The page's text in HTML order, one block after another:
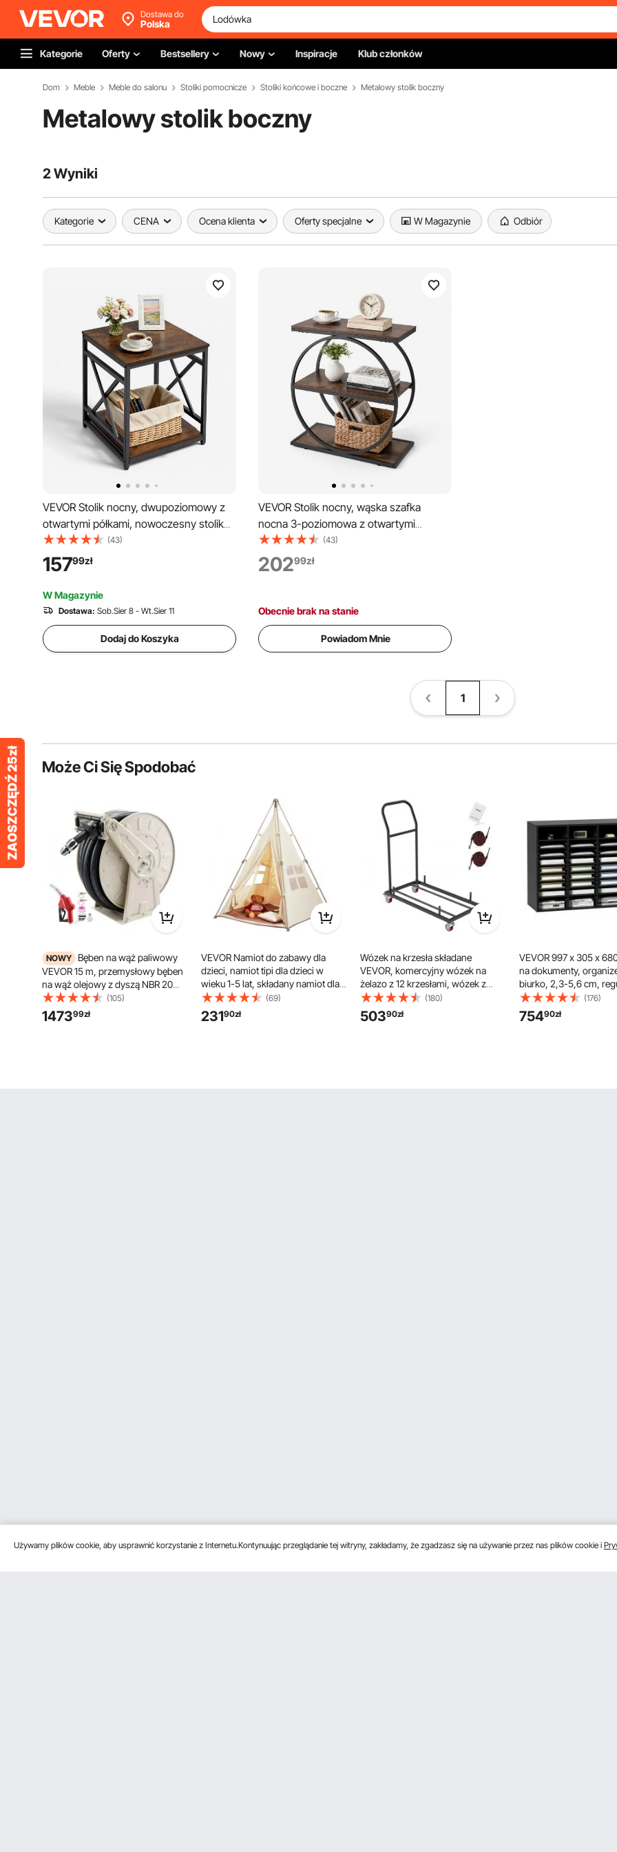
Dostawa do
Polska
Kategorie Oferty Bestsellery Nowy Inspiracje Klub członków
Dom Meble Meble do salonu Stoliki pomocnicze Stoliki końcowe i boczne Metalowy stolik boczny
Metalowy stolik boczny
2 Wyniki
Kategorie CENA Ocena klienta Oferty specjalne W Magazynie Odbiór
VEVOR Stolik nocny, dwupoziomowy z
otwartymi półkami, nowoczesny stolik
nocny z metalową ramą w kształcie litery
X, drewniany stolik kawowy do salonu,
sypialni, biura, brązowo-czarny
(43)
15799zł
W Magazynie
Dostawa: Sob.Sier 8 - Wt.Sier 11
Dodaj do Koszyka
VEVOR Stolik nocny, wąska szafka
nocna 3-poziomowa z otwartymi
półkami, nowoczesna szafka nocna z
okrągłą metalową ramą, drewniany stolik
kawowy do salonu, sypialni, biura,
(43)
20299zł
Obecnie brak na stanie
Powiadom Mnie
1
Może Ci Się Spodobać
NOWY
Bęben na wąż paliwowy
VEVOR 15 m, przemysłowy bęben
na wąż olejowy z dyszą NBR 20
bar 1 cal i automatycznym
zwijaniem, zwijany bęben na wąż
do oleju napędowego i nafty
(105)
147399zł
VEVOR Namiot do zabawy dla
dzieci, namiot tipi dla dzieci w
wieku 1-5 lat, składany namiot dla
maluchów z matą i torbą
transportową, namiot dla dzieci do
użytku wewnątrz i na zewnątrz z
(69)
23190zł
Wózek na krzesła składane
VEVOR, komercyjny wózek na
żelazo z 12 krzesłami, wózek z
półką na krzesła składane z 4
kółkami, wózek transportowy do
przechowywania krzeseł z
(180)
50390zł
VEVOR 997 x 305 x
na dokumenty,
biurko, 2,3-5,6 cm,
A4, układana poziomo,
papier, organizer do
przechowywania
(176)
75490zł
Używamy plików cookie, aby usprawnić korzystanie z Internetu.Kontynuując przeglądanie tej witryny, zakładamy, że zgadzasz się na używanie przez nas plików cookie i